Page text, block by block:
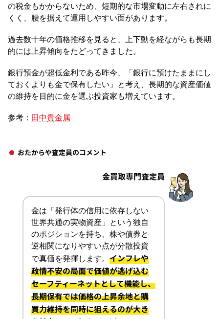
の税金もかからないため、短期的な市場変動に左右されに
くく、腰を据えて運用しやすい面があります。
過去数十年の価格推移を見ると、上下動を経ながらも長期
的には上昇傾向をたどってきました。
銀行預金が超低金利である昨今、「銀行に預けたままにし
ておくよりも金で保有したい」と考え、長期的な資産価値
の維持を目的に金を選ぶ投資家も増えています。
参考： 田中貴金属
おたからや査定員のコメント
金買取専門査定員
金は「発行体の信用に依存しない
世界共通の実物資産」という独自
のポジションを持ち、株や債券と
逆相関になりやすい点が分散投資
で真価を発揮します。 インフレや
政情不安の局面で価値が逃げ込む
セーフティーネットとして機能し、
長期保有では価格の上昇余地と購
買力維持を同時に狙えるのが大き